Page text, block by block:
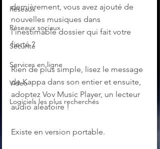
Réseaux
Réseaux sociaux
Sécurité
Services en ligne
Video
Logiciels les plus recherchés
dernièrement, vous avez ajouté de
nouvelles musiques dans
l'inestimable dossier qui fait votre
fierté ?
Rien de plus simple, lisez le message
de Kappa dans son entier et ensuite,
adoptez Vov Music Player, un lecteur
audio aléatoire !
Existe en version portable.